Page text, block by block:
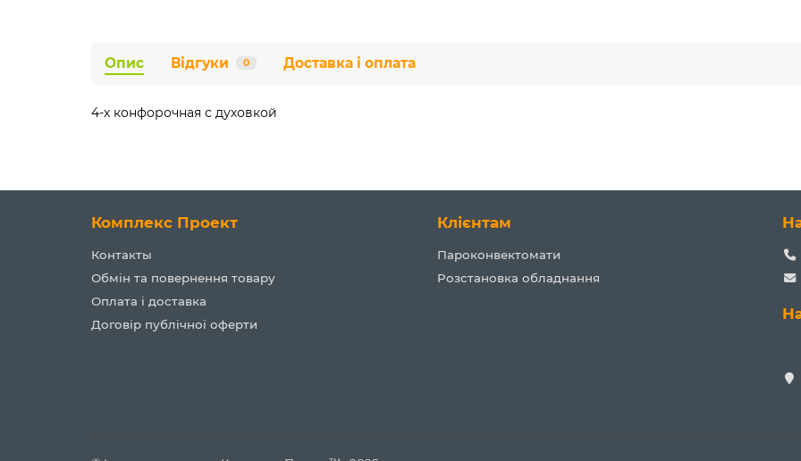
Опис Відгуки 0 Доставка і оплата
4-х конфорочная с духовкой
Комплекс Проект
Контакты
Обмін та повернення товару
Оплата і доставка
Договір публічної оферти
Клієнтам
Пароконвектомати
Розстановка обладнання